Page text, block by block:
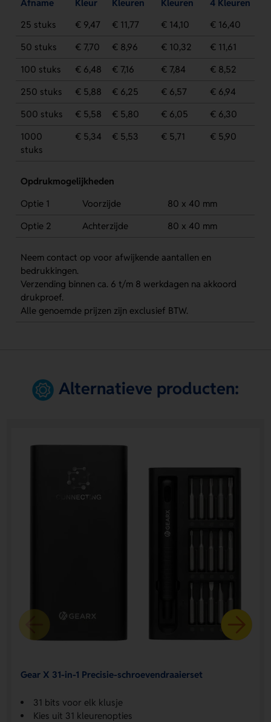
Afname Kleur Kleuren Kleuren
4 Kleuren
25 stuks
€ 9,47 € 11,77 € 14,10
€ 16,40
50 stuks
€ 7,70 € 8,96 € 10,32
€ 11,61
100 stuks
€ 6,48 € 7,16 € 7,84
€ 8,52
250 stuks
€ 5,88 € 6,25 € 6,57
€ 6,94
500 stuks
€ 5,58 € 5,80 € 6,05
€ 6,30
1000
stuks
€ 5,34 € 5,53 € 5,71 € 5,90
Opdrukmogelijkheden
Optie 1
Voorzijde
80 x 40 mm
Optie 2
Achterzijde 80 x 40 mm
Neem contact op voor afwijkende aantallen en
bedrukkingen.
Verzending binnen ca. 6 t/m 8 werkdagen na akkoord
drukproef.
Alle genoemde prijzen zijn exclusief BTW.
Alternatieve producten:
Gear X 31-in-1 Precisie-schroevendraaierset
31 bits voor elk klusje
Kies uit 31 kleurenopties